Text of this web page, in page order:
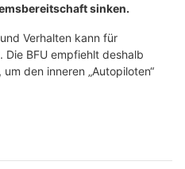
sinken.
Verhalten kann für
BFU empfiehlt deshalb
den inneren „Autopiloten“